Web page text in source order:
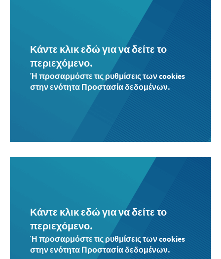
Κάντε κλικ εδώ για να δείτε το
περιεχόμενο.
Ή προσαρμόστε τις ρυθμίσεις των cookies
στην ενότητα Προστασία δεδομένων.
Κάντε κλικ εδώ για να δείτε το
περιεχόμενο.
Ή προσαρμόστε τις ρυθμίσεις των cookies
στην ενότητα Προστασία δεδομένων.